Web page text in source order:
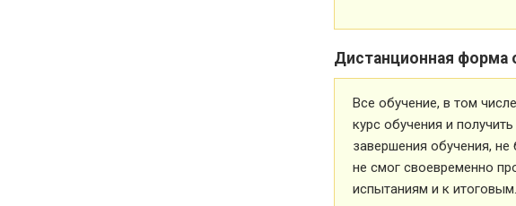
Дистанционная форма
Все обучение, в том
курс обучения и
завершения обучения,
не смог своевременно
испытаниям и к итоговым.